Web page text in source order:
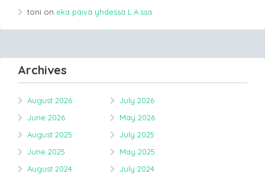
toni on eka päivä yhdessä L.A.ssa
Archives
August 2026
July 2026
June 2026
May 2026
August 2025
July 2025
June 2025
May 2025
August 2024
July 2024